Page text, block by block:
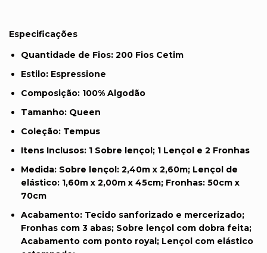
Especificações
Quantidade de Fios: 200 Fios Cetim
Estilo: Espressione
Composição: 100% Algodão
Tamanho: Queen
Coleção: Tempus
Itens Inclusos: 1 Sobre lençol; 1 Lençol e 2 Fronhas
Medida: Sobre lençol: 2,40m x 2,60m; Lençol de
elástico: 1,60m x 2,00m x 45cm; Fronhas: 50cm x
70cm
Acabamento: Tecido sanforizado e mercerizado;
Fronhas com 3 abas; Sobre lençol com dobra feita;
Acabamento com ponto royal; Lençol com elástico